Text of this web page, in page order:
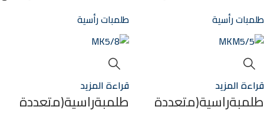
HT30/2-PRO 39M
طلمبات رأسية 3فاز 2″/2″ HT15/5 PRO
117M
طلمبات رأسية
قراءة المزيد
طلمبةراسية(متعددة
قراءة المزيد
طلمبةراسية(متعددة